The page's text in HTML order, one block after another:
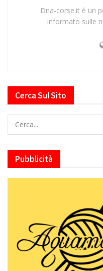
Dna-corse.it è un
informato sulle
Cerca Sul Sito
Pubblicità